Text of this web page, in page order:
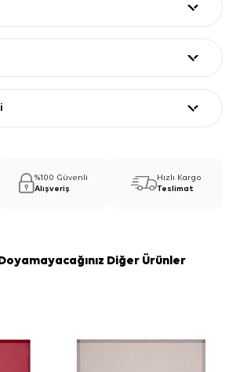
%100 Güvenli
Alışveriş
Hızlı Kargo
Teslimat
Diğer Ürünler